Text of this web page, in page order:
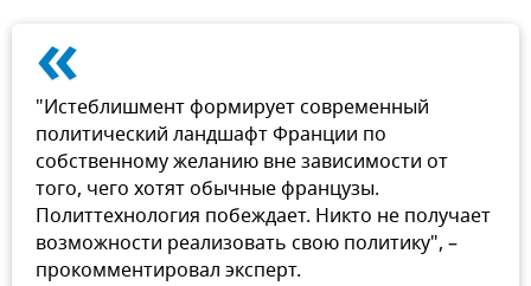
«
"Истеблишмент формирует современный
политический ландшафт Франции по
собственному желанию вне зависимости от
того, чего хотят обычные французы.
Политтехнология побеждает. Никто не получает
возможности реализовать свою политику", –
прокомментировал эксперт.